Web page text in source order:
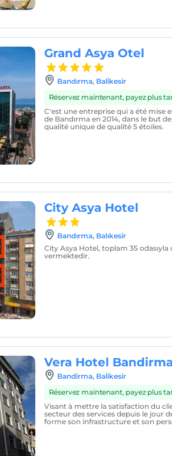
Grand Asya Otel
Bandırma, Balikesir
Réservez maintenant, payez plus
C'est une entreprise qui a été mise
de Bandırma en 2014, dans le but
qualité unique de qualité 5 étoiles.
City Asya Hotel
Bandırma, Balıkesir
City Asya Hotel, toplam 35 odasıyla
vermektedir.
Vera Hotel Bandirma
Bandirma, Balikesir
Réservez maintenant, payez plus
Visant à mettre la satisfaction du
secteur des services depuis le jour
forme son infrastructure et son